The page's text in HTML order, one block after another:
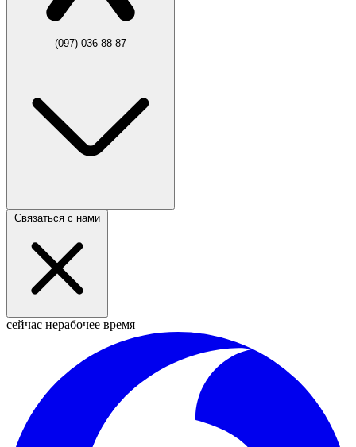
(097) 036 88 87
Связаться с нами
сейчас нерабочее время